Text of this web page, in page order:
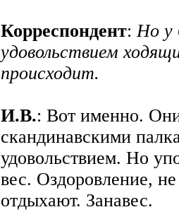
Корреспондент:Но у
удовольствием
происходит.
И.В.: Вот именно.
скандинавскими
удовольствием. Но
вес. Оздоровление,
отдыхают. Занавес.